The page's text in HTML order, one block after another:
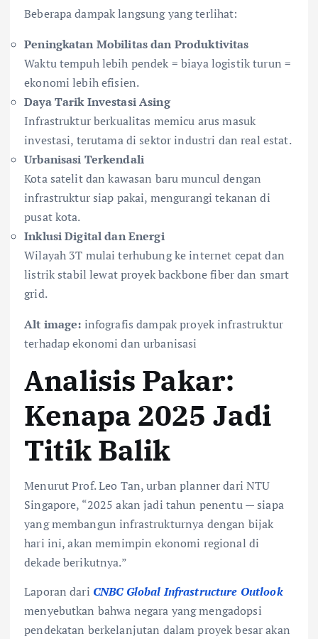
Beberapa dampak langsung yang terlihat:
Peningkatan Mobilitas dan Produktivitas
Waktu tempuh lebih pendek = biaya logistik turun =
ekonomi lebih efisien.
Daya Tarik Investasi Asing
Infrastruktur berkualitas memicu arus masuk
investasi, terutama di sektor industri dan real estat.
Urbanisasi Terkendali
Kota satelit dan kawasan baru muncul dengan
infrastruktur siap pakai, mengurangi tekanan di
pusat kota.
Inklusi Digital dan Energi
Wilayah 3T mulai terhubung ke internet cepat dan
listrik stabil lewat proyek backbone fiber dan smart
grid.
Alt image: infografis dampak proyek infrastruktur
terhadap ekonomi dan urbanisasi
Analisis Pakar:
Kenapa 2025 Jadi
Titik Balik
Menurut Prof. Leo Tan, urban planner dari NTU
Singapore, “2025 akan jadi tahun penentu — siapa
yang membangun infrastrukturnya dengan bijak
hari ini, akan memimpin ekonomi regional di
dekade berikutnya.”
Laporan dari CNBC Global Infrastructure Outlook
menyebutkan bahwa negara yang mengadopsi
pendekatan berkelanjutan dalam proyek besar akan